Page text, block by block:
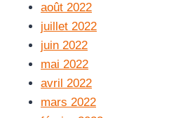
août 2022
juillet 2022
juin 2022
mai 2022
avril 2022
mars 2022